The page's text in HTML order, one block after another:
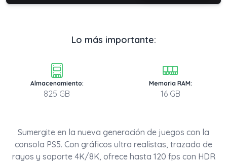
Lo más importante:
Almacenamiento:
825 GB
Memoria RAM:
16 GB
Sumergite en la nueva generación de juegos con la
consola PS5. Con gráficos ultra realistas, trazado de
rayos y soporte 4K/8K, ofrece hasta 120 fps con HDR